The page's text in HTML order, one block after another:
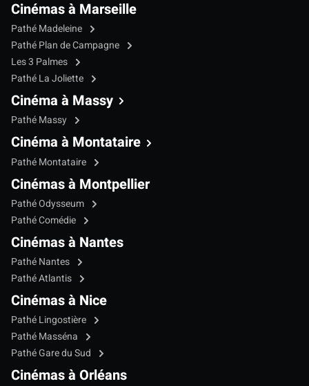
Cinémas à Marseille
Pathé Madeleine
Pathé Plan de Campagne
Les 3 Palmes
Pathé La Joliette
Cinéma à Massy
Pathé Massy
Cinéma à Montataire
Pathé Montataire
Cinémas à Montpellier
Pathé Odysseum
Pathé Comédie
Cinémas à Nantes
Pathé Nantes
Pathé Atlantis
Cinémas à Nice
Pathé Lingostière
Pathé Masséna
Pathé Gare du Sud
Cinémas à Orléans